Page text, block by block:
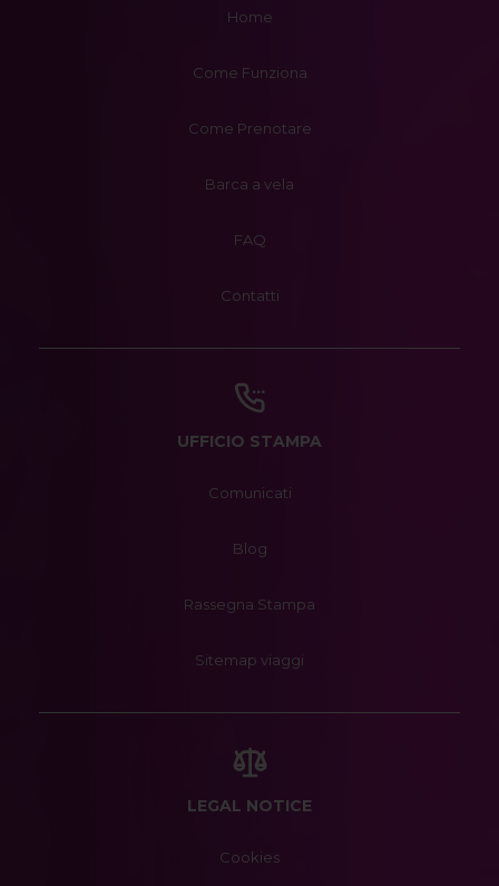
Home
Come Funziona
Come Prenotare
Barca a vela
FAQ
Contatti
UFFICIO STAMPA
Comunicati
Blog
Rassegna Stampa
Sitemap viaggi
LEGAL NOTICE
Cookies